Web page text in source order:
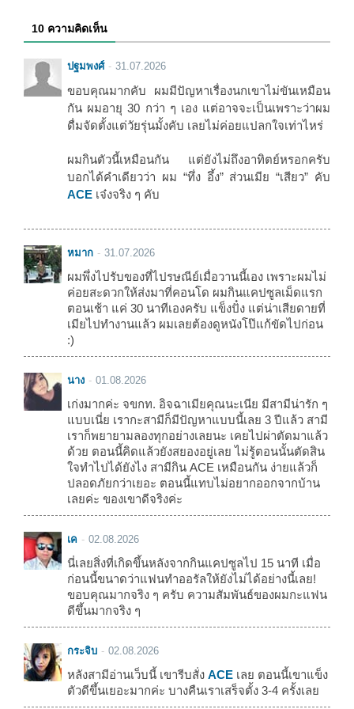
10 ความคิดเห็น
ปฐมพงศ์ 31.07.2026
ขอบคุณมากคับ ผมมีปัญหาเรื่องนกเขาไม่ขันเหมือน
กัน ผมอายุ 30 กว่า ๆ เอง แต่อาจจะเป็นเพราะว่าผม
ดื่มจัดตั้งแต่วัยรุ่นมั้งคับ เลยไม่ค่อยแปลกใจเท่าไหร่
ผมกินตัวนี้เหมือนกัน แต่ยังไม่ถึงอาทิตย์หรอกครับ
บอกได้คำเดียวว่า ผม “ทึ่ง อึ้ง” ส่วนเมีย “เสียว” คับ
ACE เจ๋งจริง ๆ คับ
หมาก 31.07.2026
ผมพึ่งไปรับของที่ไปรษณีย์เมื่อวานนี้เอง เพราะผมไม่
ค่อยสะดวกให้ส่งมาที่คอนโด ผมกินแคปซูลเม็ดแรก
ตอนเช้า แค่ 30 นาทีเองครับ แข็งปั๋ง แต่น่าเสียดายที่
เมียไปทำงานแล้ว ผมเลยต้องดูหนังโป๊แก้ขัดไปก่อน
:)
นาง 01.08.2026
เก่งมากค่ะ จขกท. อิจฉาเมียคุณนะเนีย มีสามีน่ารัก ๆ
แบบเนี่ย เรากะสามีก็มีปัญหาแบบนี้เลย 3 ปีแล้ว สามี
เราก็พยายามลองทุกอย่างเลยนะ เคยไปผ่าตัดมาแล้ว
ด้วย ตอนนี้คิดแล้วยังสยองอยู่เลย ไม่รู้ตอนนั้นตัดสิน
ใจทำไปได้ยังไง สามีกิน ACE เหมือนกัน ง่ายแล้วก็
ปลอดภัยกว่าเยอะ ตอนนี้แทบไม่อยากออกจากบ้าน
เลยค่ะ ของเขาดีจริงค่ะ
เค 02.08.2026
นี่เลยสิ่งที่เกิดขึ้นหลังจากกินแคปซูลไป 15 นาที เมื่อ
ก่อนนี้ขนาดว่าแฟนทำออรัลให้ยังไม่ได้อย่างนี้เลย!
ขอบคุณมากจริง ๆ ครับ ความสัมพันธ์ของผมกะแฟน
ดีขึ้นมากจริง ๆ
กระจิบ 02.08.2026
หลังสามีอ่านเว็บนี้ เขารีบสั่ง ACE เลย ตอนนี้เขาแข็ง
ตัวดีขึ้นเยอะมากค่ะ บางคืนเราเสร็จตั้ง 3-4 ครั้งเลย